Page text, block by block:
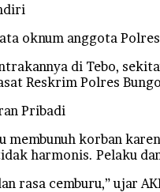
oknum anggota
di Tebo,
Reskrim Polres
Pribadi
korban
harmonis. Pelaku
rasa cemburu,” ujar